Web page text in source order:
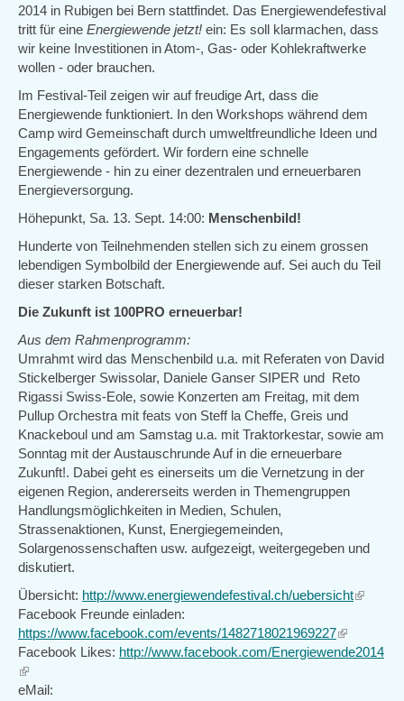
2014 in Rubigen bei Bern stattfindet. Das Energiewendefestival
tritt für eine Energiewende jetzt! ein: Es soll klarmachen, dass
wir keine Investitionen in Atom-, Gas- oder Kohlekraftwerke
wollen - oder brauchen.
Im Festival-Teil zeigen wir auf freudige Art, dass die
Energiewende funktioniert. In den Workshops während dem
Camp wird Gemeinschaft durch umweltfreundliche Ideen und
Engagements gefördert. Wir fordern eine schnelle
Energiewende - hin zu einer dezentralen und erneuerbaren
Energieversorgung.
Höhepunkt, Sa. 13. Sept. 14:00: Menschenbild!
Hunderte von Teilnehmenden stellen sich zu einem grossen
lebendigen Symbolbild der Energiewende auf. Sei auch du Teil
dieser starken Botschaft.
Die Zukunft ist 100PRO erneuerbar!
Aus dem Rahmenprogramm:
Umrahmt wird das Menschenbild u.a. mit Referaten von David
Stickelberger Swissolar, Daniele Ganser SIPER und Reto
Rigassi Swiss-Eole, sowie Konzerten am Freitag, mit dem
Pullup Orchestra mit feats von Steff la Cheffe, Greis und
Knackeboul und am Samstag u.a. mit Traktorkestar, sowie am
Sonntag mit der Austauschrunde Auf in die erneuerbare
Zukunft!. Dabei geht es einerseits um die Vernetzung in der
eigenen Region, andererseits werden in Themengruppen
Handlungsmöglichkeiten in Medien, Schulen,
Strassenaktionen, Kunst, Energiegemeinden,
Solargenossenschaften usw. aufgezeigt, weitergegeben und
diskutiert.
Übersicht: http://www.energiewendefestival.ch/uebersicht(link
Facebook Freunde einladen:
https://www.facebook.com/events/1482718021969227(link
is
Facebook Likes: http://www.facebook.com/Energiewende2014
(link
is
eMail: